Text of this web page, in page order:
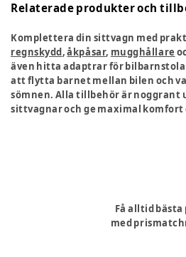
Relaterade produkter och
Komplettera din sittvagn med
regnskydd,åkpåsar, mugghållare
även hitta adaptrar för
att flytta barnet mellan bilen och
sömnen. Alla tillbehör är noggrant
sittvagnar och ge maximal komfort
Få alltid bästa
med